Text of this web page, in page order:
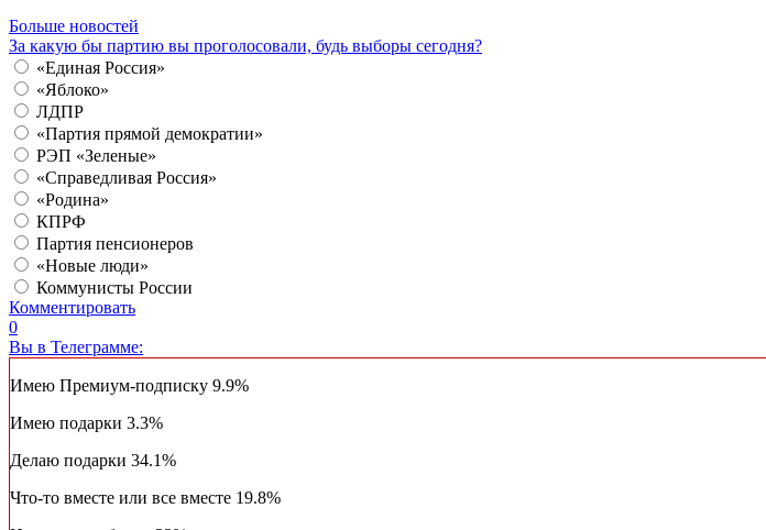
Больше новостей
За какую бы партию вы проголосовали, будь выборы сегодня?
«Единая Россия»
«Яблоко»
ЛДПР
«Партия прямой демократии»
РЭП «Зеленые»
«Справедливая Россия»
«Родина»
КПРФ
Партия пенсионеров
«Новые люди»
Коммунисты России
Комментировать
0
Вы в Телеграмме:
Имею Премиум-подписку 9.9%
Имею подарки 3.3%
Делаю подарки 34.1%
Что-то вместе или все вместе 19.8%